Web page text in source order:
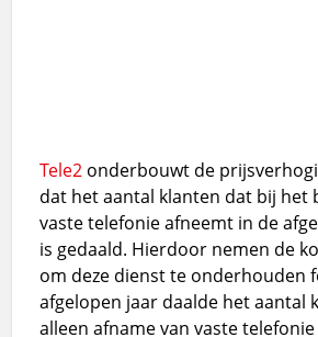
Tele2 onderbouwt de
dat het aantal klanten dat bij het
vaste telefonie afneemt in de
is gedaald. Hierdoor nemen de
om deze dienst te onderhouden
afgelopen jaar daalde het aantal
alleen afname van vaste